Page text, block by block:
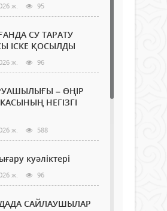
ж. 95
СУ ТАРАТУ
ІСКЕ ҚОСЫЛДЫ
ж. 96
– ӨҢІР
НЕГІЗГІ
ж. 588
куәліктері
ж. 96
САЙЛАУШЫЛАР